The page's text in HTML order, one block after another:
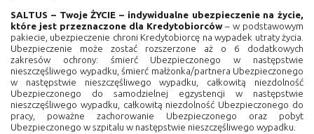
SALTUS – Twoje ŻYCIE – indywidualne ubezpieczenie na życie,
które jest przeznaczone dla Kredytobiorców – w podstawowym
pakiecie, ubezpieczenie chroni Kredytobiorcę na wypadek utraty życia.
Ubezpieczenie może zostać rozszerzone aż o 6 dodatkowych
zakresów ochrony: śmierć Ubezpieczonego w następstwie
nieszczęśliwego wypadku, śmierć małżonka/partnera Ubezpieczonego
w następstwie nieszczęśliwego wypadku, całkowitą niezdolność
Ubezpieczonego do samodzielnej egzystencji w następstwie
nieszczęśliwego wypadku, całkowitą niezdolność Ubezpieczonego do
pracy, poważne zachorowanie Ubezpieczonego oraz pobyt
Ubezpieczonego w szpitalu w następstwie nieszczęśliwego wypadku.